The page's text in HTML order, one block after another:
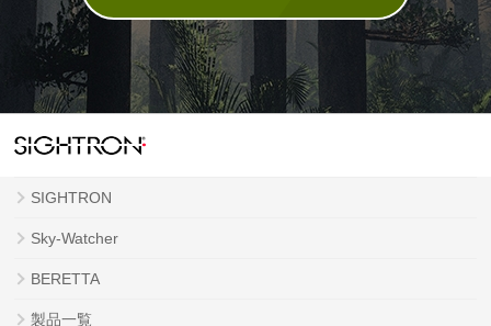
SIGHTRON
Sky-Watcher
BERETTA
製品一覧